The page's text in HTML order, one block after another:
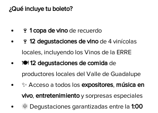
¿Qué incluye tu boleto?
🍷 1 copa de vino de recuerdo
🍷 12 degustaciones de vino de 4 vinícolas
locales, incluyendo los Vinos de la ERRE
🍽️ 12 degustaciones de comida de
productores locales del Valle de Guadalupe
✨ Acceso a todos los expositores, música en
vivo, entretenimiento y sorpresas especiales
🌞 Degustaciones garantizadas entre la 1:00